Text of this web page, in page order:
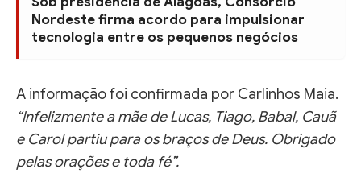
Nordeste firma acordo para impulsionar
tecnologia entre os pequenos negócios
A informação foi confirmada por Carlinhos Maia.
“Infelizmente a mãe de Lucas, Tiago, Babal, Cauã
e Carol partiu para os braços de Deus. Obrigado
pelas orações e toda fé”.